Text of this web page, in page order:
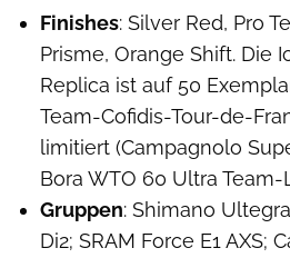
Finishes: Silver Red, Pro
Prisme, Orange Shift. Die
Replica ist auf 50
Team-Cofidis-Tour-de-
limitiert (Campagnolo
Bora WTO 60 Ultra Team-
Gruppen: Shimano
Di2; SRAM Force E1 AXS;